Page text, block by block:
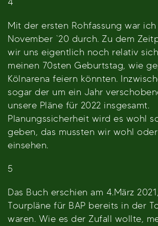
Mit der ersten Rohfassung war
November `20 durch. Zu dem
wir uns eigentlich noch relativ
meinen 70sten Geburtstag, wie
Kölnarena feiern könnten.
sogar der um ein Jahr
unsere Pläne für 2022 insgesamt.
Planungssicherheit wird es wohl
geben, das mussten wir wohl
einsehen.
5
Das Buch erschien am 4.März
Tourpläne für BAP bereits in der
waren. Wie es der Zufall wollte,